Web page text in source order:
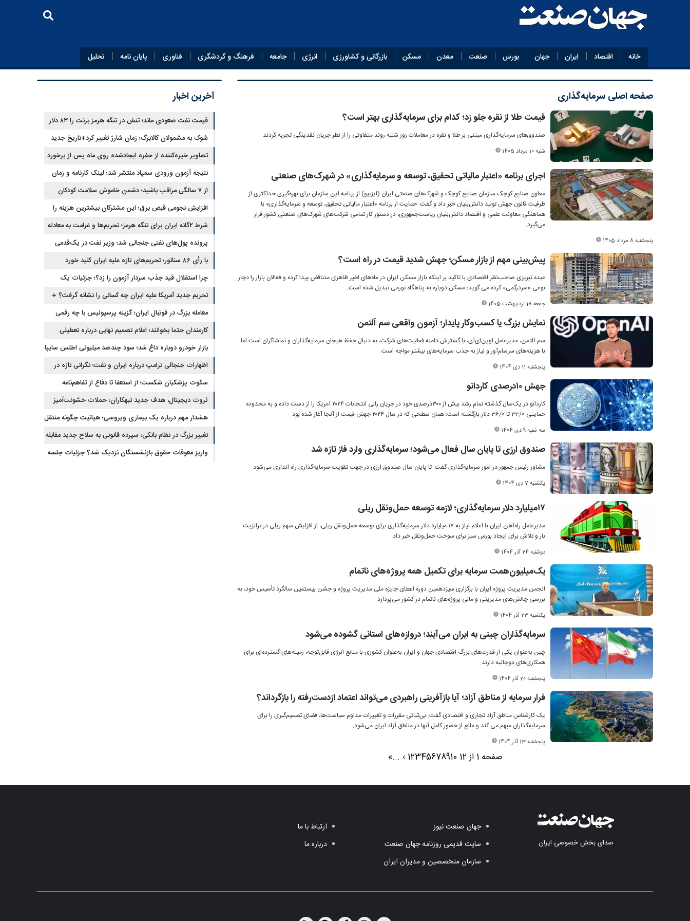
خانه اقتصاد ایران جهان بورس صنعت معدن مسکن بازرگانی و کشاورزی انرژی جامعه فرهنگ و گردشگری فناوری پایان‌ نامه تحلیل
صفحه اصلی سرمایه‌گذاری
قیمت طلا از نقره جلو زد؛ کدام برای سرمایه‌گذاری بهتر است؟
صندوق‌های سرمایه‌گذاری مبتنی بر طلا و نقره در معاملات روز شنبه روند متفاوتی را از نظر جریان نقدینگی تجربه کردند.
شنبه 10 مرداد 1405
اجرای برنامه «اعتبار مالیاتی تحقیق، توسعه و سرمایه‌گذاری» در شهرک‌های صنعتی
معاون صنایع کوچک سازمان صنایع کوچک و شهرک‌های صنعتی ایران (ایزیپو) از برنامه این سازمان برای بهره‌گیری حداکثری از
ظرفیت قانون جهش تولید دانش‌بنیان خبر داد و گفت: حمایت از برنامه «اعتبار مالیاتی تحقیق، توسعه و سرمایه‌گذاری» با
هماهنگی معاونت علمی و اقتصاد دانش‌بنیان ریاست‌جمهوری، در دستور کار تمامی شرکت‌های شهرک‌های صنعتی کشور قرار
می‌گیرد.
پنجشنبه 8 مرداد 1405
پیش‌بینی مهم از بازار مسکن؛ جهش شدید قیمت در راه است؟
عبده تبریزی صاحب‌نظر اقتصادی با تاکید بر اینکه بازار مسکن ایران در ماه‌های اخیر ظاهری متناقض پیدا کرده و فعالان بازار را دچار
نوعی «سردرگمی» کرده می گوید: مسکن دوباره به پناهگاه تورمی تبدیل شده است.
جمعه 18 اردیبهشت 1405
نمایش بزرگ یا کسب‌وکار پایدار؛ آزمون واقعی سم آلتمن
سم آلتمن، مدیرعامل اوپن‌ای‌آی، با گسترش دامنه فعالیت‌های شرکت، به دنبال حفظ هیجان سرمایه‌گذاران و تماشاگران است اما
با هزینه‌های سرسام‌آور و نیاز به جذب سرمایه‌های بیشتر مواجه است.
پنجشنبه 11 دی 1404
جهش ۱۰‌درصدی کاردانو
کاردانو در یک‌سال گذشته تمام رشد بیش از ۳۰۰‌درصدی خود در جریان رالی انتخابات ۲۰۲۴ آمریکا را از دست داده و به محدوده
حمایتی 32/‌0 تا 36/‌0 دلار بازگشته است؛ همان سطحی که در سال ۲۰۲۴ جهش قیمت از آنجا آغاز شده بود.
سه شنبه 9 دی 1404
صندوق ارزی تا پایان سال فعال می‌شود؛ سرمایه‌گذاری وارد فاز تازه شد
مشاور رئیس جمهور در امور سرمایه‌گذاری گفت: تا پایان سال صندوق ارزی در جهت تقویت سرمایه‌گذاری راه اندازی می‌شود.
یکشنبه 7 دی 1404
۱۷‌میلیارد دلار سرمایه‌گذاری؛ لازمه توسعه حمل‌ونقل ریلی
مدیرعامل راه‌آهن ایران با اعلام نیاز به ۱۷ میلیارد دلار سرمایه‌گذاری برای توسعه حمل‌ونقل ریلی، از افزایش سهم ریلی در ترانزیت
بار و تلاش برای ایجاد بورس سبز برای سوخت حمل‌ونقل خبر داد.
دوشنبه 24 آذر 1404
یک‌میلیون‌همت سرمایه برای تکمیل همه پروژه‌های ناتمام
انجمن مدیریت پروژه ایران با برگزاری سیزدهمین دوره اعطای جایزه ملی مدیریت پروژه و جشن بیستمین سالگرد تأسیس خود، به
بررسی چالش‌های مدیریتی و مالی پروژه‌های ناتمام در کشور می‌پردازد.
یکشنبه 23 آذر 1404
سرمایه‌گذاران چینی به ایران می‌آیند؛ دروازه‌های استانی گشوده می‌شود
چین به‌عنوان یکی از قدرت‌های بزرگ اقتصادی جهان و ایران به‌عنوان کشوری با منابع انرژی قابل‌توجه، زمینه‌های گسترده‌ای برای
همکاری‌های دوجانبه دارند.
پنجشنبه 20 آذر 1404
فرار سرمایه از مناطق آزاد؛ آیا بازآفرینی راهبردی می‌تواند اعتماد ازدست‌رفته را بازگرداند؟
یک کارشناس مناطق آزاد تجاری و اقتصادی گفت: بی‌ثباتی مقررات و تغییرات مداوم سیاست‌ها، فضای تصمیم‌گیری را برای
سرمایه‌گذاران مبهم می کند و مانع از حضور کامل آنها در مناطق آزاد ایران می‌شود.
پنجشنبه 13 آذر 1404
صفحه 1 از 12 12345678910
›
...
»
آخرین اخبار
قیمت نفت صعودی ماند؛ تنش در تنگه هرمز برنت را ۸۳ دلار
کردشوک به مشمولان کالابرگ؛ زمان شارژ تغییر کرد+تاریخ جدید
تصاویر خیره‌کننده از حفره ایجادشده روی ماه پس از برخورد
موشک فالکون ۹
نتیجه آزمون ورودی سمپاد منتشر شد؛ لینک کارنامه و زمان
ثبت‌ناماز ۷ سالگی مراقب باشید؛ دشمن خاموش سلامت کودکان
شناسایی شد
افزایش نجومی قبض برق؛ این مشترکان بیشترین هزینه را
می‌پردازندشرط ۲گانه ایران برای تنگه هرمز؛ تحریم‌ها و غرامت به معادله
برگشتند
پرونده پول‌های نفتی جنجالی شد؛ وزیر نفت در یک‌قدمی
استیضاح
با رأی ۸۶ سناتور؛ تحریم‌های تازه علیه ایران کلید خورد
چرا استقلال قید جذب سردار آزمون را زد؟؛ جزئیات یک
انتقال منتفی
تحریم جدید آمریکا علیه ایران چه کسانی را نشانه گرفت؟ +
جزئیات
معامله بزرگ در فوتبال ایران؛ گزینه پرسپولیس با چه رقمی
جابه‌جا شد؟
کارمندان حتما بخوانند؛ اعلام تصمیم نهایی درباره تعطیلی
ادارات شنبه
بازار خودرو دوباره داغ شد؛ سود چندصد میلیونی اطلس سایپا
اظهارات جنجالی ترامپ درباره ایران و نفت؛ نگرانی تازه در
بازار انرژی
سکوت پزشکیان شکست؛ از استعفا تا دفاع از تفاهم‌نامه
جنجالی
ثروت دیجیتال، هدف جدید تبهکاران؛ حملات خشونت‌آمیز
رمزارزی افزایش یافت
هشدار مهم درباره یک بیماری ویروسی؛ هپاتیت چگونه منتقل
می‌شود؟
تغییر بزرگ در نظام بانکی؛ سپرده قانونی به سلاح جدید مقابله
با تورم تبدیل شد
واریز معوقات حقوق بازنشستگان نزدیک شد؟ جزئیات جلسه
صدای بخش خصوصی ایران
جهان صنعت نیوز
سایت قدیمی روزنامه جهان صنعت
سازمان متخصصین و مدیران ایران
ارتباط با ما
درباره ما